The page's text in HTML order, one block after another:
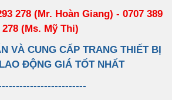
278 (Mr. Hoàn Giang) - 0707 389
278 (Ms. Mỹ Thi)
VÀ CUNG CẤP TRANG THIẾT BỊ
ĐỘNG GIÁ TỐT NHẤT